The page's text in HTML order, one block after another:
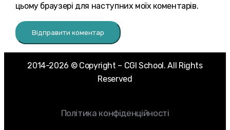
цьому браузері для наступних моїх коментарів.
2014-2026 © Copyright – CGI School. All Rights
Reserved
Політика конфіденційності